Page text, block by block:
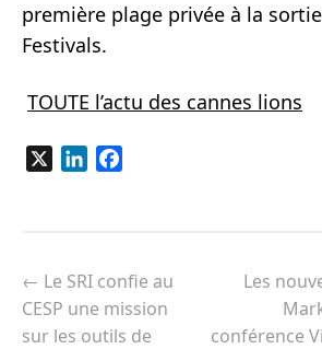
première plage privée à la
Festivals.
TOUTE l’actu des cannes lions
LinkedIn
de
l’article
← Le SRI confie au
CESP une mission
sur les outils de
Les
conférence